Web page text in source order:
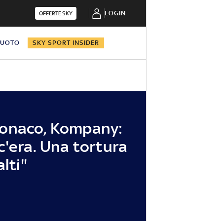
OFFERTE SKY LOGIN
SKY SPORT INSIDER
Kompany:
Una tortura